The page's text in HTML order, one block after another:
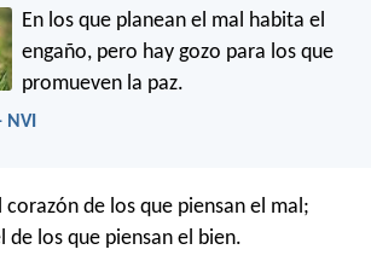
En los que planean el mal habita el
engaño, pero hay gozo para los que
promueven la paz.
corazón de los que piensan el mal;
de los que piensan el bien.